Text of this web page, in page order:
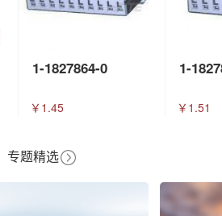
1-1827864-0
￥1.45
1-
￥1.51
专题精选